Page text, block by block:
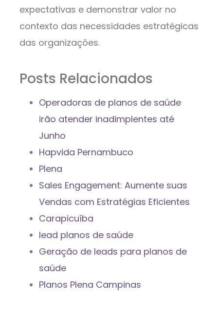
expectativas e demonstrar valor no
contexto das necessidades estratégicas
das organizações.
Posts Relacionados
Operadoras de planos de saúde
irão atender inadimplentes até
Junho
Hapvida Pernambuco
Plena
Sales Engagement: Aumente suas
Vendas com Estratégias Eficientes
Carapicuíba
lead planos de saúde
Geração de leads para planos de
saúde
Planos Plena Campinas